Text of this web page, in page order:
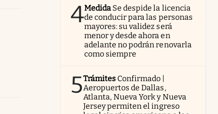
4Medida Se despide la licencia
de conducir para las personas
mayores: su validez será
menor y desde ahora en
adelante no podrán renovarla
como siempre
5Trámites Confirmado |
Aeropuertos de Dallas,
Atlanta, Nueva York y Nueva
Jersey permiten el ingreso